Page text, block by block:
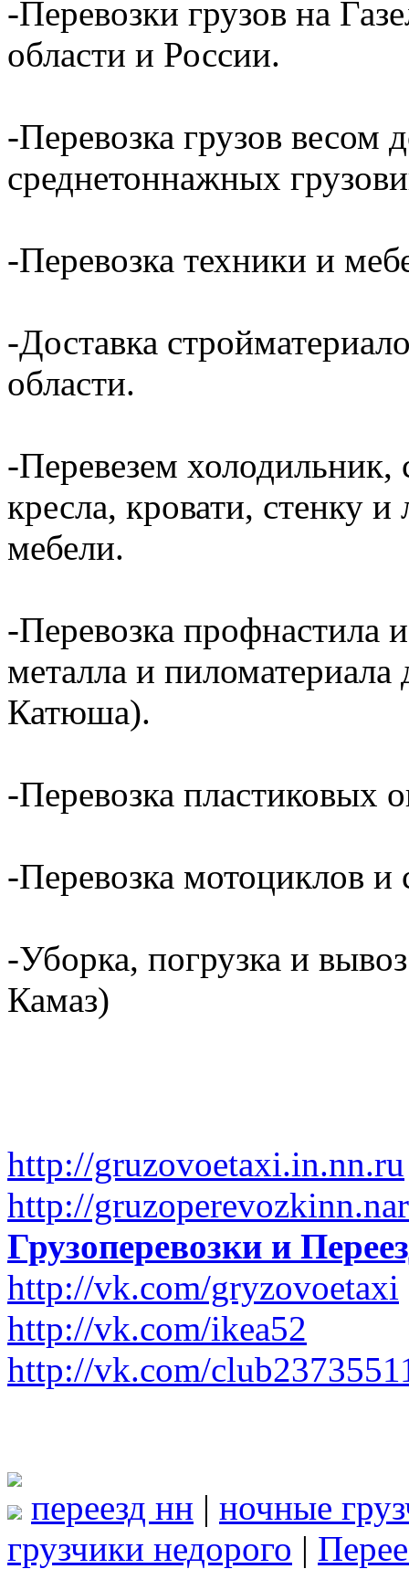
-Перевозки грузов на
области и России.
-Перевозка грузов весом
среднетоннажных
-Перевозка техники и
-Доставка
области.
-Перевезем
кресла, кровати, стенку
мебели.
-Перевозка профнастила
металла и
Катюша).
-Перевозка пластиковых
-Перевозка мотоциклов и
-Уборка, погрузка и
Камаз)
http://gruzovoetaxi.in.nn.ru
http://
Грузоперевозки и
http://vk.com/gryzovoetaxi
http://vk.com/ikea52
http://vk.com/
переезд нн | ночные
грузчики недорого |